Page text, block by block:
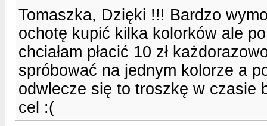
Tomaszka, Dzięki !!! Bardzo
ochotę kupić kilka kolorków ale
chciałam płacić 10 zł
spróbować na jednym kolorze a
odwlecze się to troszkę w czasie
cel :(